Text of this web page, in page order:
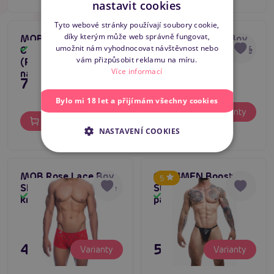
MOB DNGEON
Crossback Harness
(Red), pánský postroj
na tělo a penis
Skladem
795 Kč
5
MOB Rose Lace Boy
Shorts (Pink), pánské
krajkové trenky
Skladem
495 Kč Varianty
MOB Rose Lace Boy
Shorts (Red), pánské
krajkové trenky
Skladem
495 Kč Varianty
5
CUT4MEN Boost
String (Black),
pánská tanga
Skladem
595 Kč Varianty
ENGLISH
nastavit cookies
Tyto webové stránky používají soubory cookie,
díky kterým může web správně fungovat,
umožnit nám vyhodnocovat návštěvnost nebo
vám přizpůsobit reklamu na míru.
Více informací
Bylo mi 18 let a přijímám všechny cookies
NASTAVENÍ COOKIES